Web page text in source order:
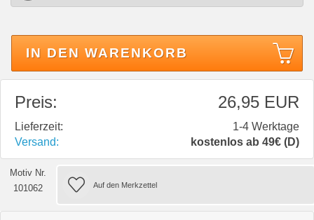
IN DEN WARENKORB
Preis: 26,95 EUR
Lieferzeit:
1-4 Werktage
Versand:
kostenlos ab 49€ (D)
Motiv Nr.
101062